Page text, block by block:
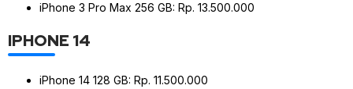
iPhone 3 Pro Max 256 GB: Rp. 13.500.000
IPHONE 14
iPhone 14 128 GB: Rp. 11.500.000